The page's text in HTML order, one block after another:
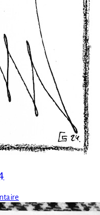
Bon